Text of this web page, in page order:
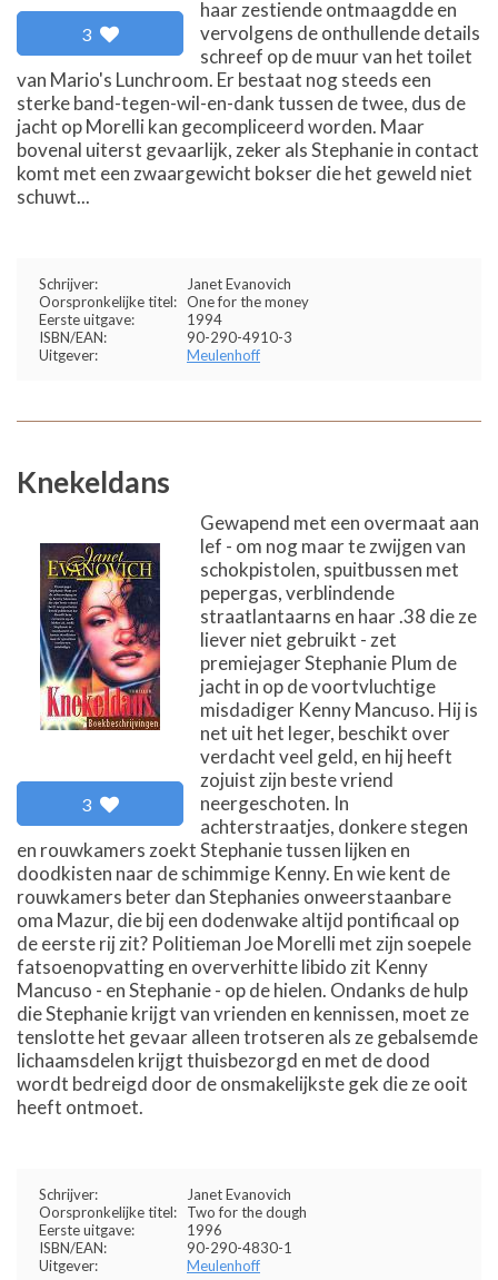
3
haar zestiende ontmaagdde en
vervolgens de onthullende details
schreef op de muur van het toilet
van Mario's Lunchroom. Er bestaat nog steeds een
sterke band-tegen-wil-en-dank tussen de twee, dus de
jacht op Morelli kan gecompliceerd worden. Maar
bovenal uiterst gevaarlijk, zeker als Stephanie in contact
komt met een zwaargewicht bokser die het geweld niet
schuwt...
Schrijver:
Janet Evanovich
Oorspronkelijke titel: One for the money
Eerste uitgave:
1994
ISBN/EAN:
90-290-4910-3
Uitgever:
Meulenhoff
Knekeldans
3
Gewapend met een overmaat aan
lef - om nog maar te zwijgen van
schokpistolen, spuitbussen met
pepergas, verblindende
straatlantaarns en haar .38 die ze
liever niet gebruikt - zet
premiejager Stephanie Plum de
jacht in op de voortvluchtige
misdadiger Kenny Mancuso. Hij is
net uit het leger, beschikt over
verdacht veel geld, en hij heeft
zojuist zijn beste vriend
neergeschoten. In
achterstraatjes, donkere stegen
en rouwkamers zoekt Stephanie tussen lijken en
doodkisten naar de schimmige Kenny. En wie kent de
rouwkamers beter dan Stephanies onweerstaanbare
oma Mazur, die bij een dodenwake altijd pontificaal op
de eerste rij zit? Politieman Joe Morelli met zijn soepele
fatsoenopvatting en oververhitte libido zit Kenny
Mancuso - en Stephanie - op de hielen. Ondanks de hulp
die Stephanie krijgt van vrienden en kennissen, moet ze
tenslotte het gevaar alleen trotseren als ze gebalsemde
lichaamsdelen krijgt thuisbezorgd en met de dood
wordt bedreigd door de onsmakelijkste gek die ze ooit
heeft ontmoet.
Schrijver:
Janet Evanovich
Oorspronkelijke titel:
Two for the dough
Eerste uitgave:
1996
ISBN/EAN:
90-290-4830-1
Uitgever:
Meulenhoff